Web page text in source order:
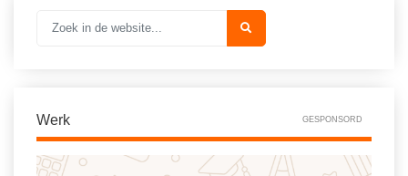
Werk GESPONSORD